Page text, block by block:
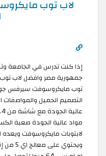
إذا كنت تدرس في الجامعة
جمهورية مصر وافضل لاب
التصميم الجميل والمواصفات
مواد عالية الجودة صعبة
لابتوبات مايكروسوفت